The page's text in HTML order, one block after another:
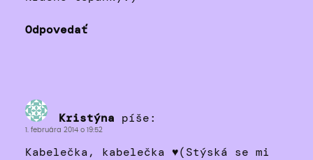
Odpovedať
Kristýna píše:
1. februára 2014 o 19:52
Kabelečka, kabelečka ♥(Stýská se mi